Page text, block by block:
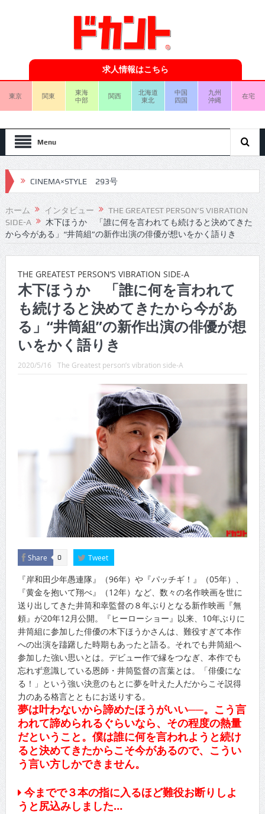
求人情報はこちら
東京 関東
東海
中部
関西
北海道
東北
中国
四国
九州
沖縄
在宅
Menu
CINEMA×STYLE 293号
CINEMA×STYLE 292号
CINEMA×STYLE 291号
CINEMA×STYLE 290号
CINEMA×STYLE 288号
CINEMA×STYLE 287号
CINEMA×STYLE 286号
ホーム インタビュー
THE GREATEST PERSON’S VIBRATION
SIDE-A
木下ほうか 「誰に何を言われても続けると決めてきた
から今がある」“井筒組”の新作出演の俳優が想いをかく語りき
THE GREATEST PERSON’S VIBRATION SIDE-A
木下ほうか 「誰に何を言われて
も続けると決めてきたから今があ
る」“井筒組”の新作出演の俳優が想
いをかく語りき
2020/5/16 The Greatest person’s vibration side-A
Share 0 Tweet
『岸和田少年愚連隊』（96年）や『パッチギ！』（05年）、
『黄金を抱いて翔べ』（12年）など、数々の名作映画を世に
送り出してきた井筒和幸監督の８年ぶりとなる新作映画『無
頼』が20年12月公開。『ヒーローショー』以来、10年ぶりに
井筒組に参加した俳優の木下ほうかさんは、難役すぎて本作
への出演を躊躇した時期もあったと語る。それでも井筒組へ
参加した強い思いとは。デビュー作で縁をつなぎ、本作でも
忘れず意識している恩師・井筒監督の言葉とは。「俳優にな
る！」という強い決意のもとに夢を叶えた人だからこそ説得
力のある格言とともにお送りする。
夢は叶わないから諦めたほうがいい──。こう言
われて諦められるぐらいなら、その程度の熱量
だということ。僕は誰に何を言われようと続け
ると決めてきたからこそ今があるので、こうい
う言い方しかできません。
今までで３本の指に入るほど難役お断りしよ
うと尻込みしました…